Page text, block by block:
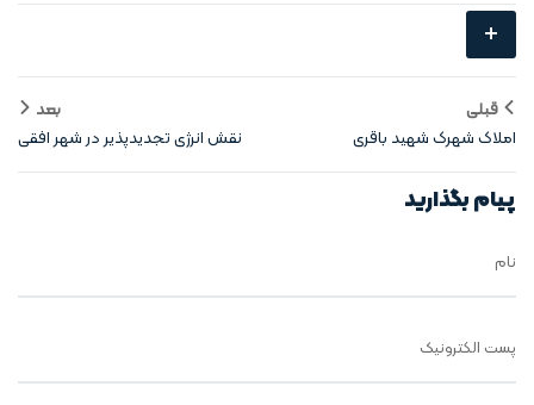
+
قبلی
املاک شهرک شهید باقری
بعد
نقش انرژی‌ تجدیدپذیر در شهر افقی
هوشمند
پیام بگذارید
نام
پست الکترونیک